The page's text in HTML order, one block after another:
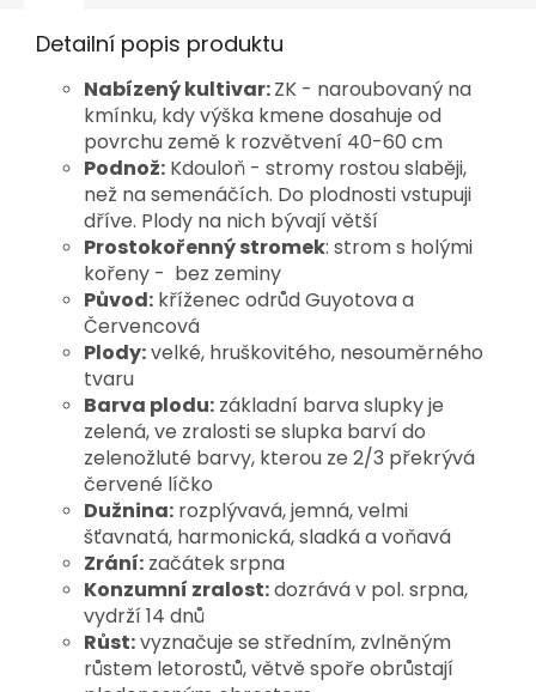
Detailní popis produktu
Nabízený kultivar:ZK - naroubovaný na
kmínku, kdy výška kmene dosahuje od
povrchu země k rozvětvení 40-60 cm
Podnož: Kdouloň - stromy rostou slaběji,
než na semenáčích. Do plodnosti vstupuji
dříve. Plody na nich bývají větší
Prostokořenný stromek: strom s holými
kořeny - bez zeminy
Původ: kříženec odrůd Guyotova a
Červencová
Plody:velké, hruškovitého, nesouměrného
tvaru
Barva plodu: základní barva slupky je
zelená, ve zralosti se slupka barví do
zelenožluté barvy, kterou ze 2/3 překrývá
červené líčko
Dužnina: rozplývavá, jemná, velmi
šťavnatá, harmonická, sladká a voňavá
Zrání: začátek srpna
Konzumní zralost:dozrává v pol. srpna,
vydrží 14 dnů
Růst:vyznačuje se středním, zvlněným
růstem letorostů, větvě spoře obrůstají